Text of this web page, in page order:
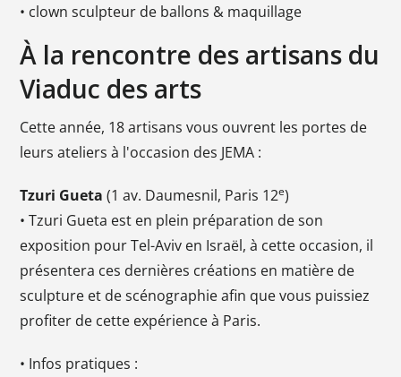
• clown sculpteur de ballons & maquillage
À la rencontre des artisans du
Viaduc des arts
Cette année, 18 artisans vous ouvrent les portes de
leurs ateliers à l'occasion des JEMA :
Tzuri Gueta(1 av. Daumesnil, Paris 12e)
• Tzuri Gueta est en plein préparation de son
exposition pour Tel-Aviv en Israël, à cette occasion, il
présentera ces dernières créations en matière de
sculpture et de scénographie afin que vous puissiez
profiter de cette expérience à Paris.
• Infos pratiques :